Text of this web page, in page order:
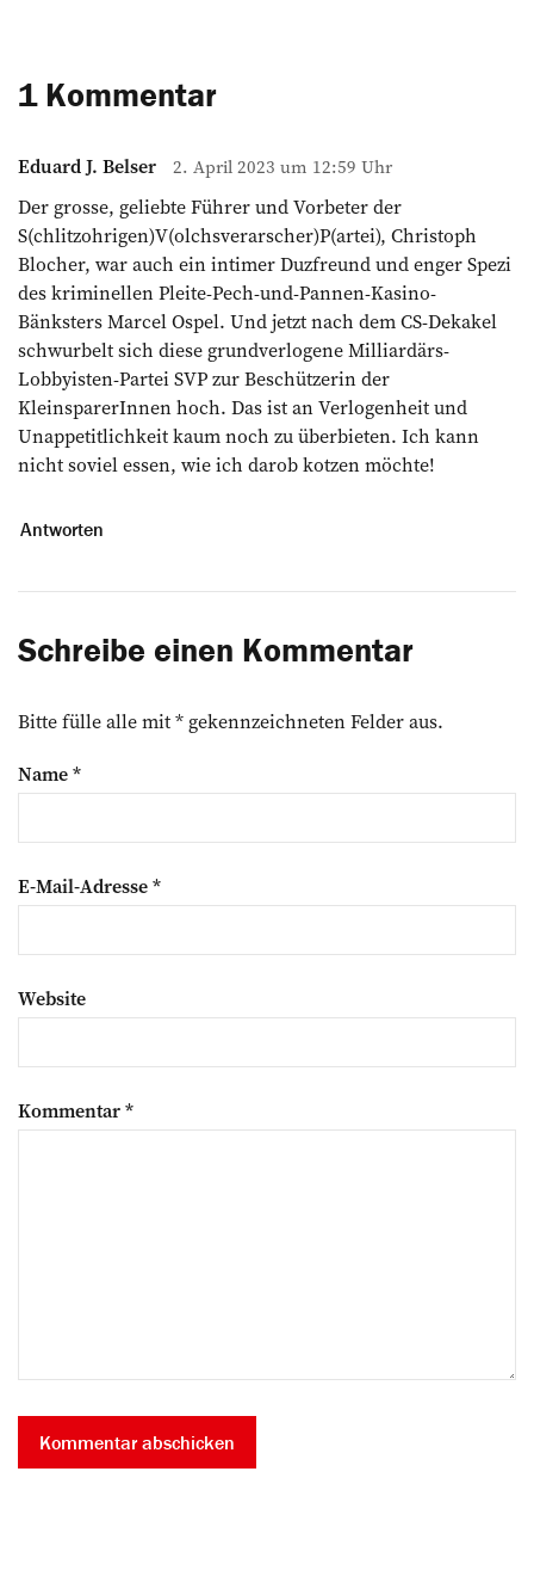
1 Kommentar
Eduard J. Belser 2. April 2023 um 12:59 Uhr
Der grosse, geliebte Führer und Vorbeter der
S(chlitzohrigen)V(olchsverarscher)P(artei), Christoph
Blocher, war auch ein intimer Duzfreund und enger Spezi
des kriminellen Pleite-Pech-und-Pannen-Kasino-
Bänksters Marcel Ospel. Und jetzt nach dem CS-Dekakel
schwurbelt sich diese grundverlogene Milliardärs-
Lobbyisten-Partei SVP zur Beschützerin der
KleinsparerInnen hoch. Das ist an Verlogenheit und
Unappetitlichkeit kaum noch zu überbieten. Ich kann
nicht soviel essen, wie ich darob kotzen möchte!
Antworten
Schreibe einen Kommentar
Bitte fülle alle mit * gekennzeichneten Felder aus.
Name*
E-Mail-Adresse*
Website
Kommentar*